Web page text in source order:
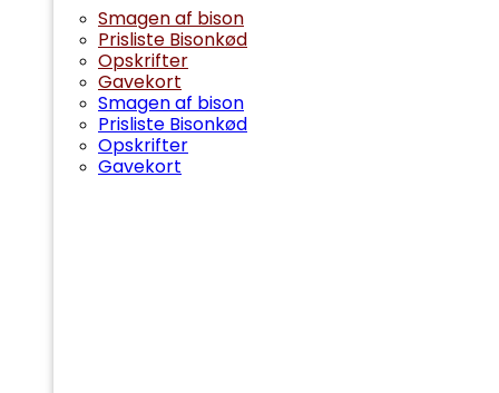
Smagen af bison
Prisliste Bisonkød
Opskrifter
Gavekort
Smagen af bison
Prisliste Bisonkød
Opskrifter
Gavekort